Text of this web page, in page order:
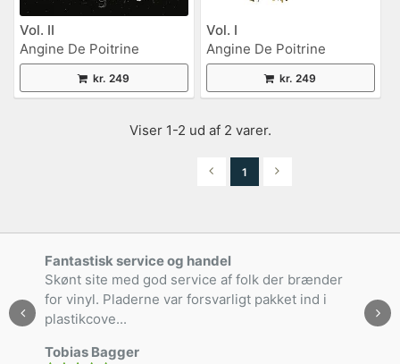
Vol. II
Angine De Poitrine
kr. 249
Vol. I
Angine De Poitrine
kr. 249
Viser 1-2 ud af 2 varer.
1
Fantastisk service og handel
Skønt site med god service af folk der brænder
for vinyl. Pladerne var forsvarligt pakket ind i
plastikcove...
Tobias Bagger